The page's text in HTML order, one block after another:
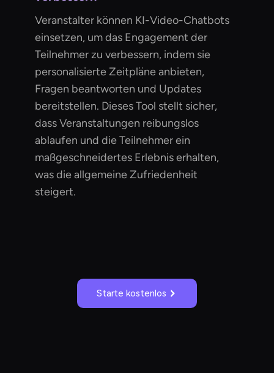
Veranstalter können KI-Video-Chatbots
einsetzen, um das Engagement der
Teilnehmer zu verbessern, indem sie
personalisierte Zeitpläne anbieten,
Fragen beantworten und Updates
bereitstellen. Dieses Tool stellt sicher,
dass Veranstaltungen reibungslos
ablaufen und die Teilnehmer ein
maßgeschneidertes Erlebnis erhalten,
was die allgemeine Zufriedenheit
steigert.
Starte kostenlos